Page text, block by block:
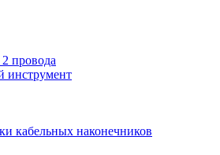
провода
инструмент
кабельных наконечников